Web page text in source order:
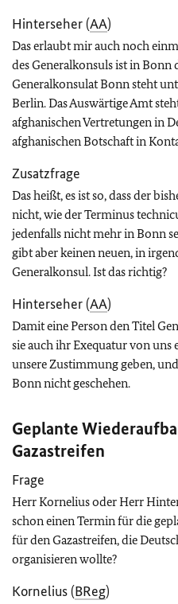
Hinterseher (AA)
Das erlaubt mir auch noch
des Generalkonsuls ist in Bonn
Generalkonsulat Bonn steht
Berlin. Das Auswärtige Amt
afghanischen Vertretungen in
afghanischen Botschaft in
Zusatzfrage
Das heißt, es ist so, dass der
nicht, wie der Terminus
jedenfalls nicht mehr in Bonn
gibt aber keinen neuen, in
Generalkonsul. Ist das richtig?
Hinterseher (AA)
Damit eine Person den Titel
sie auch ihr Exequatur von uns
unsere Zustimmung geben,
Bonn nicht geschehen.
Geplante
Gazastreifen
Frage
Herr Kornelius oder Herr
schon einen Termin für die
für den Gazastreifen, die
organisieren wollte?
Kornelius (BReg)